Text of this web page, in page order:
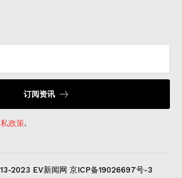
订阅资讯
政策.
2023 EV新闻网 京ICP备19026697号-3